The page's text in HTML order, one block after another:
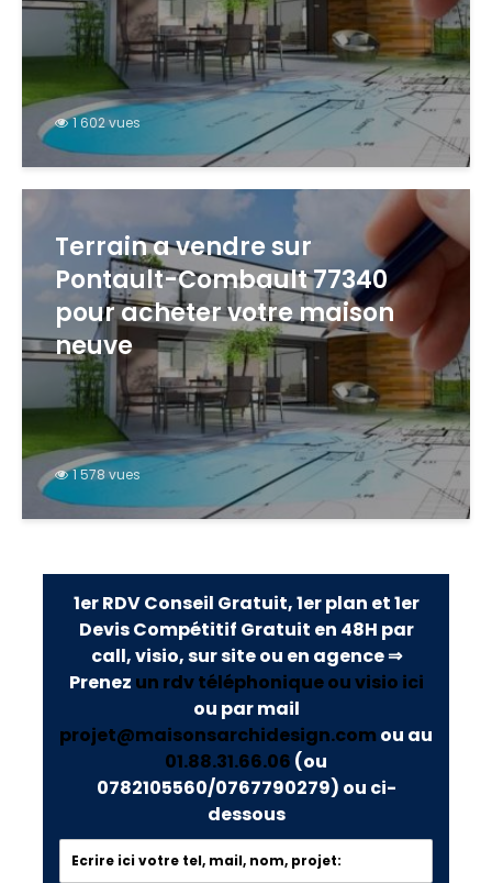
1 602 vues
Terrain a vendre sur
Pontault-Combault 77340
pour acheter votre maison
neuve
1 578 vues
1er RDV Conseil Gratuit, 1er plan et 1er
Devis Compétitif Gratuit en 48H par
call, visio, sur site ou en agence ⇒
Prenez un rdv téléphonique ou visio ici
ou par mail
projet@maisonsarchidesign.com ou au
01.88.31.66.06 (ou
0782105560/0767790279) ou ci-
dessous